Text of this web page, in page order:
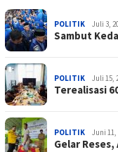
POLITIK Juli 3,
Sambut
POLITIK Juli 15,
Terealisasi
POLITIK Juni 11,
Gelar